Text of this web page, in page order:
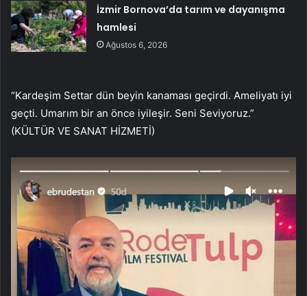
İzmir Bornova’da tarım ve dayanışma
hamlesi
Ağustos 6, 2026
“Kardeşim Settar dün beyin kanaması geçirdi. Ameliyatı iyi
geçti. Umarım bir an önce iyileşir. Seni Seviyoruz.”
(KÜLTÜR VE SANAT HİZMETİ)